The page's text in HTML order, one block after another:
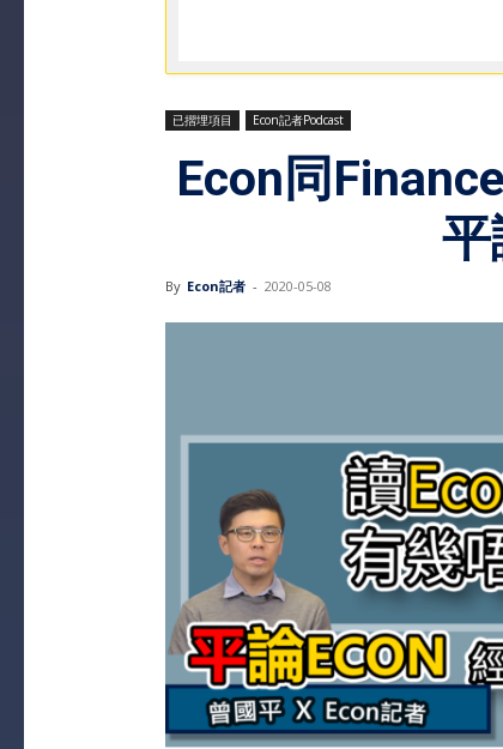
已摺埋項目 Econ記者Podcast
Econ同
平
By Econ記者 - 2020-05-08